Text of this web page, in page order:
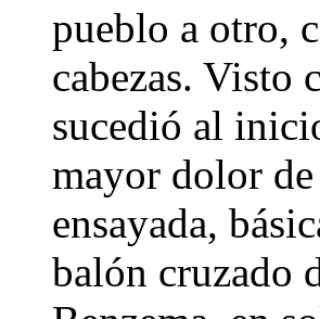
pueblo a otro,
cabezas. Visto
sucedió al
mayor dolor
ensayada,
balón cruzado